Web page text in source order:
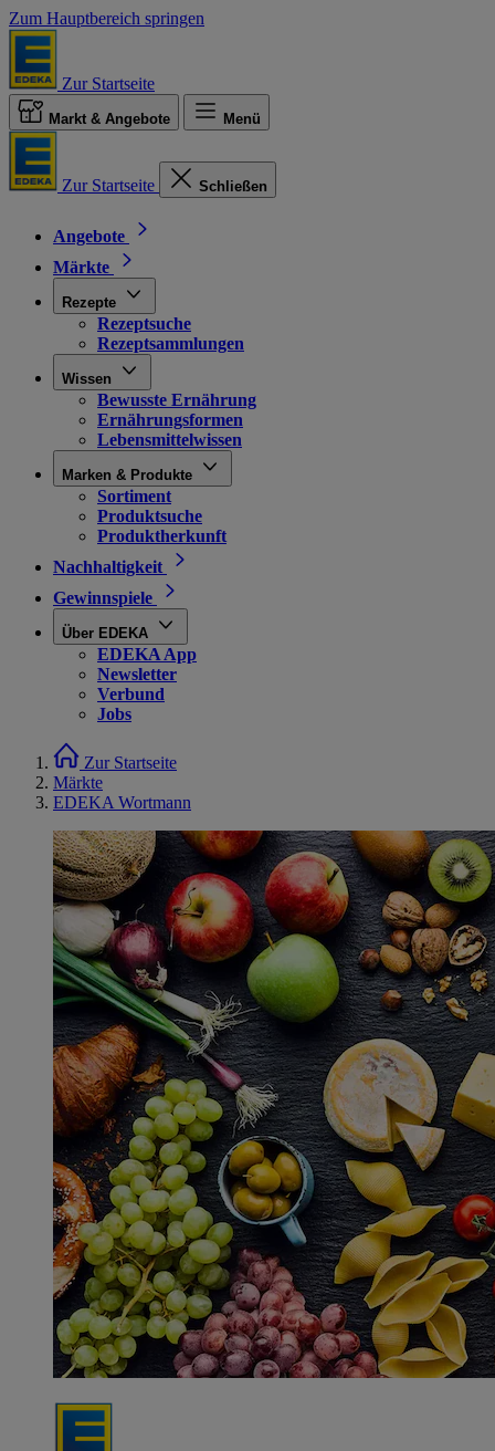
Zum Hauptbereich springen
Zur Startseite
Markt & Angebote Menü
Zur Startseite Schließen
Angebote
Märkte
Rezepte
Rezeptsuche
Rezeptsammlungen
Wissen
Bewusste Ernährung
Ernährungsformen
Lebensmittelwissen
Marken & Produkte
Sortiment
Produktsuche
Produktherkunft
Nachhaltigkeit
Gewinnspiele
Über EDEKA
EDEKA App
Newsletter
Verbund
Jobs
Zur Startseite
Märkte
EDEKA Wortmann